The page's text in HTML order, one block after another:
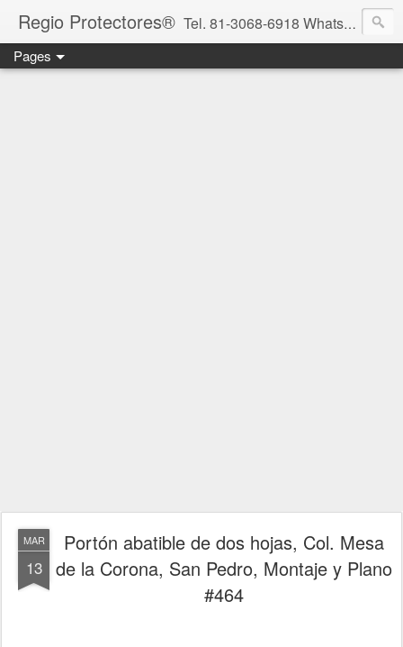
Regio Protectores® Tel. 81-3068-6918 WhatsApp 81-2636-2823 / 33-1145-3780 cotizacionregioprotectores@gmail.com / regioprotectores@gmail.com https://www.facebook.com/RegioProtectores/
Pages
MAR
13
Portón abatible de dos hojas, Col. Mesa
de la Corona, San Pedro, Montaje y Plano
#464